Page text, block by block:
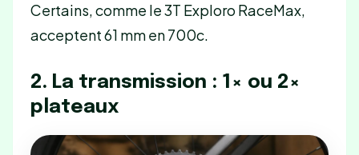
Certains, comme le 3T Exploro RaceMax,
acceptent 61 mm en 700c.
2. La transmission : 1× ou 2×
plateaux